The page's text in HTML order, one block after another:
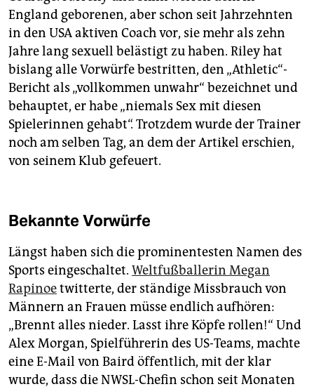
England geborenen, aber schon seit Jahrzehnten
in den USA aktiven Coach vor, sie mehr als zehn
Jahre lang sexuell belästigt zu haben. Riley hat
bislang alle Vorwürfe bestritten, den „Athletic“-
Bericht als „vollkommen unwahr“ bezeichnet und
behauptet, er habe „niemals Sex mit diesen
Spielerinnen gehabt“. Trotzdem wurde der Trainer
noch am selben Tag, an dem der Artikel erschien,
von seinem Klub gefeuert.
Bekannte Vorwürfe
Längst haben sich die prominentesten Namen des
Sports eingeschaltet. Weltfußballerin Megan
Rapinoetwitterte, der ständige Missbrauch von
Männern an Frauen müsse endlich aufhören:
„Brennt alles nieder. Lasst ihre Köpfe rollen!“ Und
Alex Morgan, Spielführerin des US-Teams, machte
eine E-Mail von Baird öffentlich, mit der klar
wurde, dass die NWSL-Chefin schon seit Monaten